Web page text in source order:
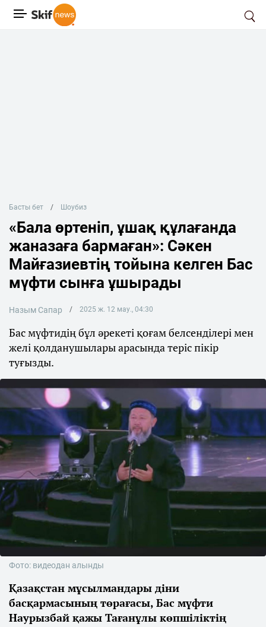
Басты бет Шоубиз
«Бала өртеніп, ұшақ құлағанда
жаназаға бармаған»: Сәкен
Майғазиевтің тойына келген Бас
мүфти сынға ұшырады
Назым Сапар 2025 ж. 12 мау., 04:30
Бас мүфтидің бұл әрекеті қоғам белсенділері мен
желі қолданушылары арасында теріс пікір
туғызды.
Фото: видеодан алынды
Қазақстан мұсылмандары діни
басқармасының төрағасы, Бас мүфти
Наурызбай қажы Тағанұлы көпшіліктің